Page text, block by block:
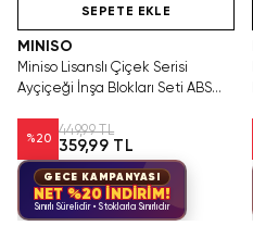
SEPETE EKLE
MINISO
Miniso Lisanslı Çiçek Serisi
Ayçiçeği İnşa Blokları Seti ABS
%20
449,99 TL
359,99 TL
GECE KAMPANYASI
NET %20 İNDİRİM!
Sınırlı Sürelidir • Stoklarla Sınırlıdır